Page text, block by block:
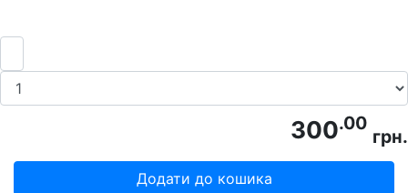
300.00
грн.
Додати до кошика